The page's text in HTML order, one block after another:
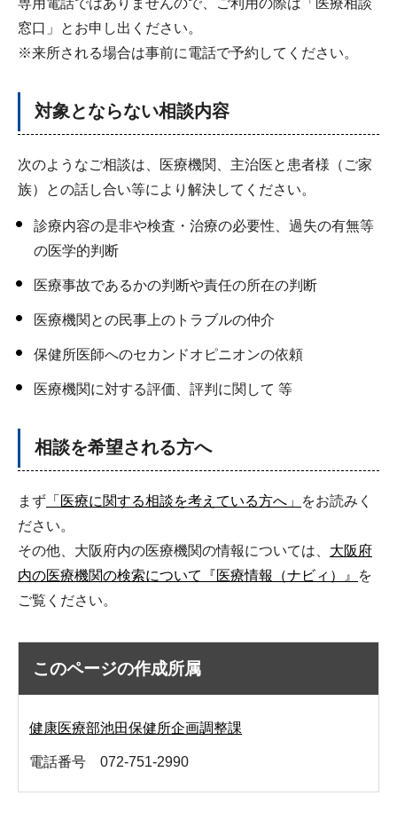
窓口」とお申し出ください。
※来所される場合は事前に電話で予約してください。
対象とならない相談内容
次のようなご相談は、医療機関、主治医と患者様（ご家
族）との話し合い等により解決してください。
診療内容の是非や検査・治療の必要性、過失の有無等
の医学的判断
医療事故であるかの判断や責任の所在の判断
医療機関との民事上のトラブルの仲介
保健所医師へのセカンドオピニオンの依頼
医療機関に対する評価、評判に関して 等
相談を希望される方へ
まず 「医療に関する相談を考えている方へ」
をお読みく
ださい。
その他、大阪府内の医療機関の情報については、 大阪府
内の医療機関の検索について『医療情報（ナビィ）』
を
ご覧ください。
このページの作成所属
健康医療部池田保健所企画調整課
電話番号 072-751-2990